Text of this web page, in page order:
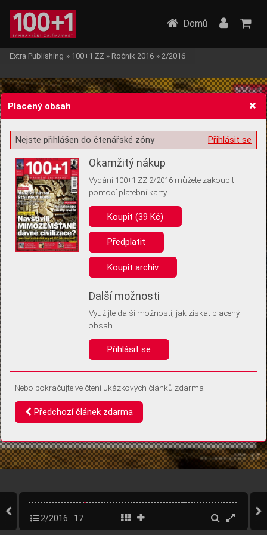
Žádost o souhlas s ukládáním volitelných informací
Pro základní fungování webu nepotřebujeme ukládat žádné informace
(tzv. cookies apod.). Rádi bychom vás ale požádali o souhlas s
uložením volitelných informací:
Anonymní unikátní ID
Díky němu příště poznáme, že se jedná o stejné zařízení, a
Identifikátor je zcela anonymní.
Vaše souhlasy a odmítnutí si ukládáme do vašeho zařízení, abychom se
vás už příště znovu neptali. Můžete je kdykoli později upravit ve Správě
Domů
Extra Publishing » 100+1 ZZ » Ročník 2016 » 2/2016
2/2016 17
Placený obsah
Přihlásit se
Nejste přihlášen do čtenářské zóny
Okamžitý nákup
Vydání 100+1 ZZ 2/2016 můžete zakoupit
pomocí platební karty
Koupit (39 Kč)
Předplatit
Koupit archiv
Další možnosti
Využijte další možnosti, jak získat placený
obsah
Přihlásit se
Nebo pokračujte ve čtení ukázkových článků zdarma
Předchozí článek zdarma